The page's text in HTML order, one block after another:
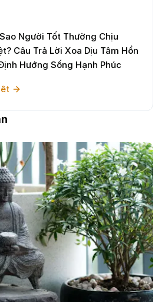
Người Tốt Thường Chịu
Câu Trả Lời Xoa Dịu Tâm Hồn
Hướng Sống Hạnh Phúc